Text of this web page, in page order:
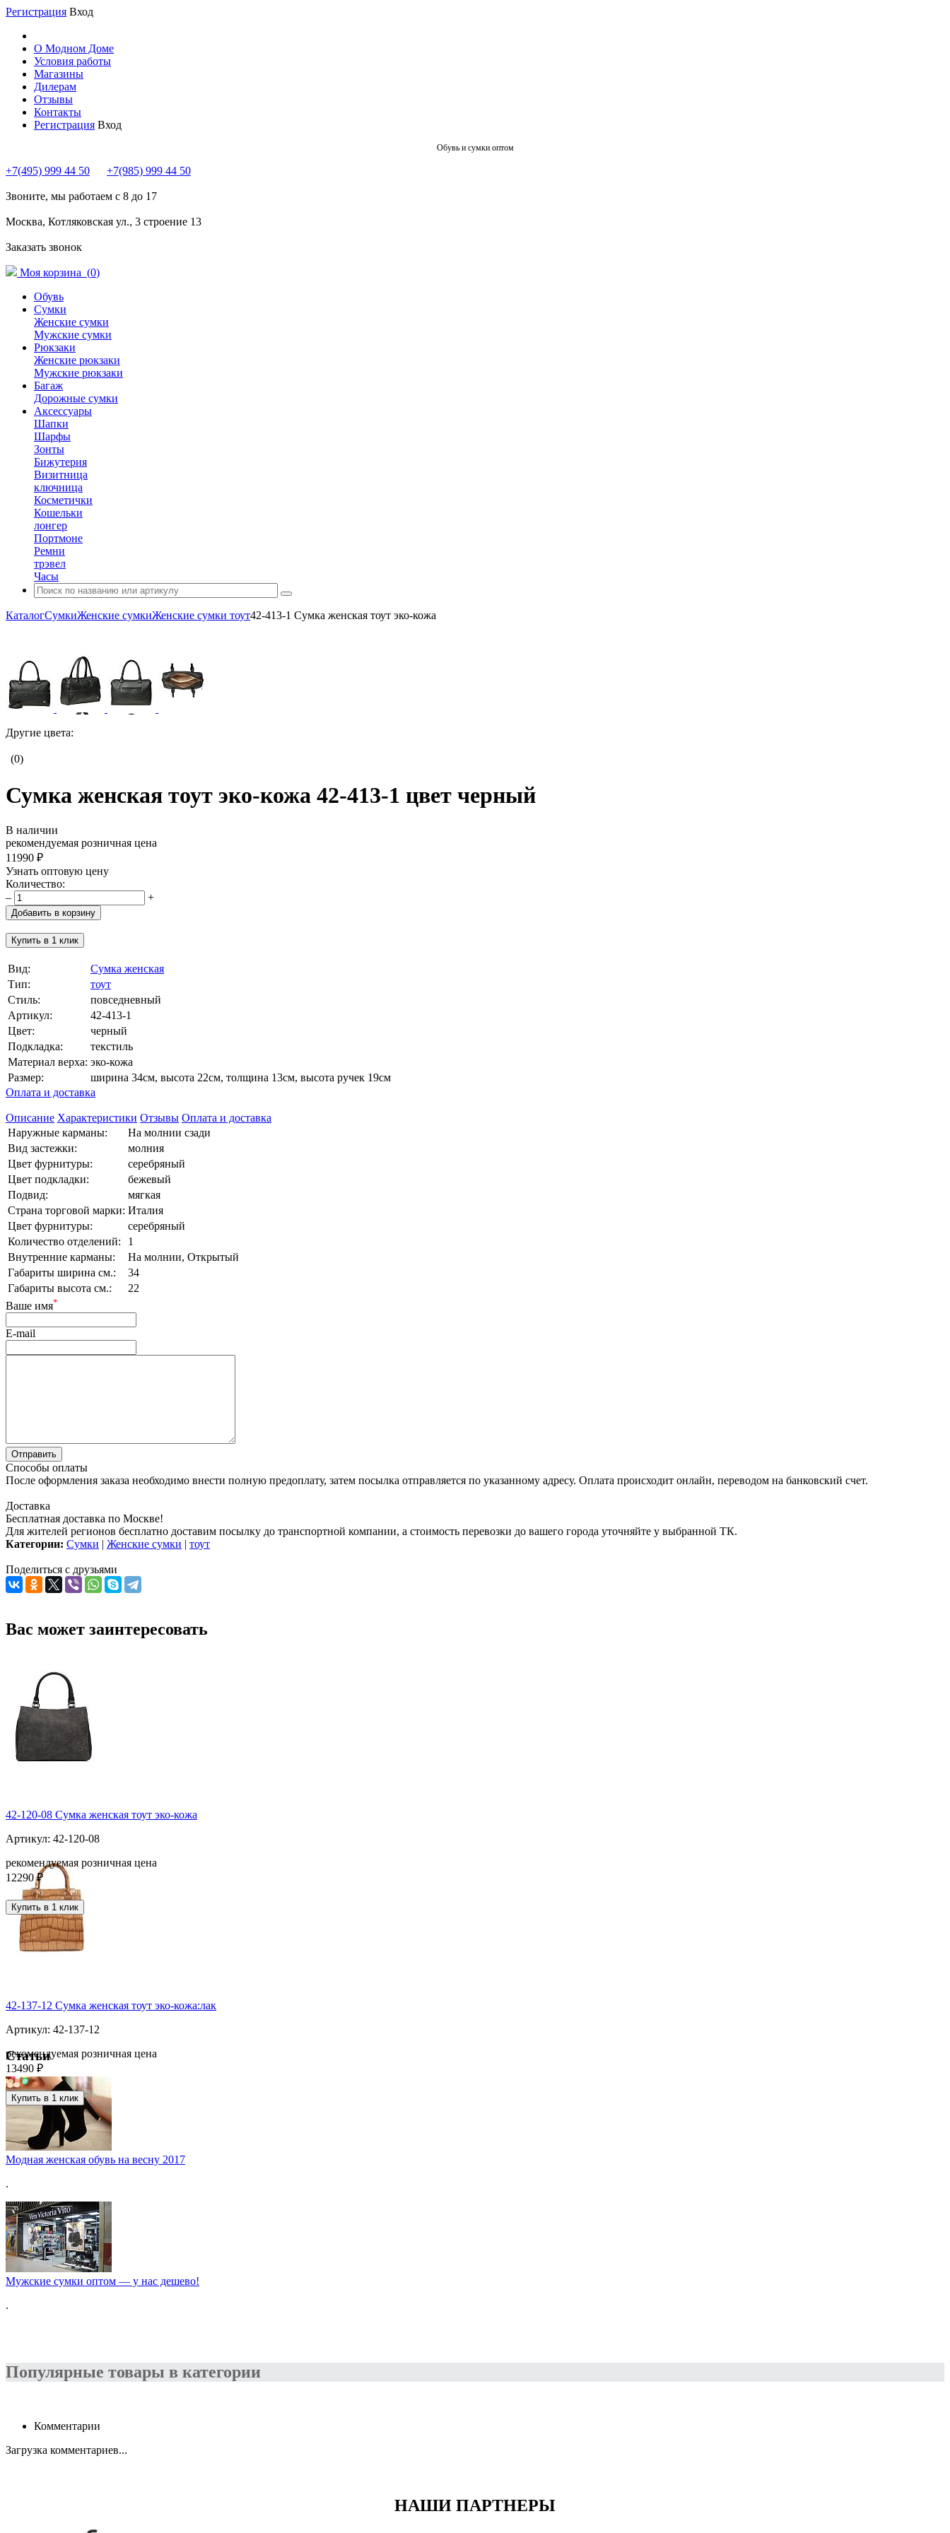
Регистрация Вход
О Модном Доме
Условия работы
Магазины
Дилерам
Отзывы
Контакты
Регистрация Вход
Обувь и сумки оптом
+7(495) 999 44 50 +7(985) 999 44 50
Звоните, мы работаем с 8 до 17
Москва, Котляковская ул., 3 строение 13
Заказать звонок
Моя корзина (0)
Обувь
Сумки
Женские сумки
Мужские сумки
Рюкзаки
Женские рюкзаки
Мужские рюкзаки
Багаж
Дорожные сумки
Аксессуары
Шапки
Шарфы
Зонты
Бижутерия
Визитница
ключница
Косметички
Кошельки
лонгер
Портмоне
Ремни
трэвел
Часы
КаталогСумкиЖенские сумкиЖенские сумки тоут42-413-1 Сумка женская тоут эко-кожа
Другие цвета:
(0)
Сумка женская тоут эко-кожа 42-413-1 цвет черный
В наличии
рекомендуемая розничная цена
11990 ₽
Узнать оптовую цену
Количество:
–
+
Добавить в корзину
Купить в 1 клик
Вид:
Сумка женская
Тип:
тоут
Стиль:
повседневный
Артикул:
42-413-1
Цвет:
черный
Подкладка:
текстиль
Материал верха: эко-кожа
Размер:
ширина 34см, высота 22см, толщина 13см, высота ручек 19см
Оплата и доставка
Описание Характеристики Отзывы Оплата и доставка
Наружные карманы:
На молнии сзади
Вид застежки:
молния
Цвет фурнитуры:
серебряный
Цвет подкладки:
бежевый
Подвид:
мягкая
Страна торговой марки: Италия
Цвет фурнитуры:
серебряный
Количество отделений:
1
Внутренние карманы:
На молнии, Открытый
Габариты ширина см.:
34
Габариты высота см.:
22
Ваше имя*
E-mail
Способы оплаты
После оформления заказа необходимо внести полную предоплату, затем посылка отправляется по указанному адресу. Оплата происходит онлайн, переводом на банковский счет.
Доставка
Бесплатная доставка по Москве!
Для жителей регионов бесплатно доставим посылку до транспортной компании, а стоимость перевозки до вашего города уточняйте у выбранной ТК.
Категории: Сумки | Женские сумки | тоут
Поделиться с друзьями
Вас может заинтересовать
42-120-08 Сумка женская тоут эко-кожа
Артикул: 42-120-08
рекомендуемая розничная цена
12290 ₽
Купить в 1 клик
42-137-12 Сумка женская тоут эко-кожа:лак
Артикул: 42-137-12
рекомендуемая розничная цена
13490 ₽
Купить в 1 клик
Статьи
Модная женская обувь на весну 2017
.
Мужские сумки оптом — у нас дешево!
.
Популярные товары в категории
Комментарии
Загрузка комментариев...
НАШИ ПАРТНЕРЫ